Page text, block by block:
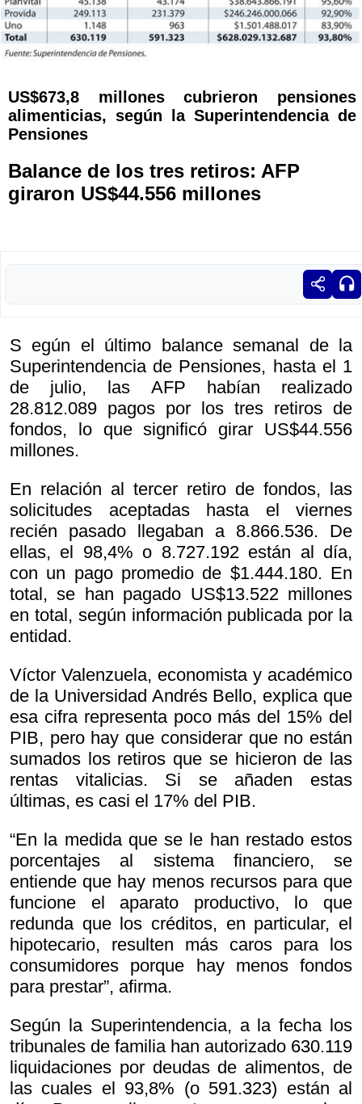
US$673,8 millones cubrieron pensiones
alimenticias, según la Superintendencia de
Pensiones
Balance de los tres retiros: AFP
giraron US$44.556 millones
S egún el último balance semanal de la
Superintendencia de Pensiones, hasta el 1
de julio, las AFP habían realizado
28.812.089 pagos por los tres retiros de
fondos, lo que significó girar US$44.556
millones.
En relación al tercer retiro de fondos, las
solicitudes aceptadas hasta el viernes
recién pasado llegaban a 8.866.536. De
ellas, el 98,4% o 8.727.192 están al día,
con un pago promedio de $1.444.180. En
total, se han pagado US$13.522 millones
en total, según información publicada por la
entidad.
Víctor Valenzuela, economista y académico
de la Universidad Andrés Bello, explica que
esa cifra representa poco más del 15% del
PIB, pero hay que considerar que no están
sumados los retiros que se hicieron de las
rentas vitalicias. Si se añaden estas
últimas, es casi el 17% del PIB.
“En la medida que se le han restado estos
porcentajes al sistema financiero, se
entiende que hay menos recursos para que
funcione el aparato productivo, lo que
redunda que los créditos, en particular, el
hipotecario, resulten más caros para los
consumidores porque hay menos fondos
para prestar”, afirma.
Según la Superintendencia, a la fecha los
tribunales de familia han autorizado 630.119
liquidaciones por deudas de alimentos, de
las cuales el 93,8% (o 591.323) están al